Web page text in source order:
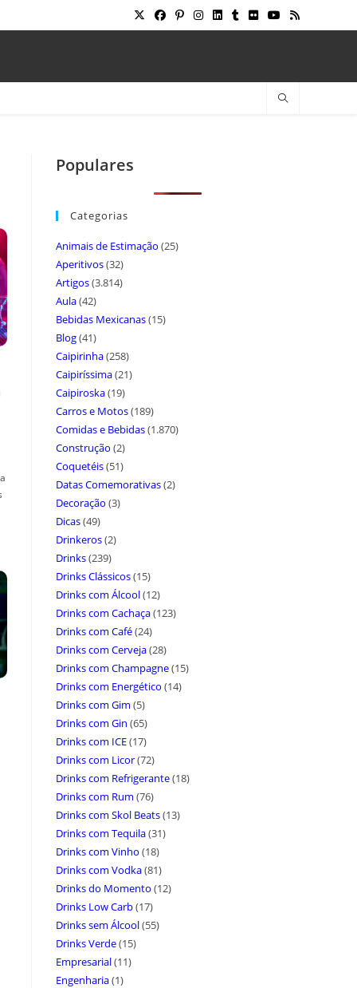
Populares
Categorias
Animais de Estimação (25)
Aperitivos(32)
Artigos(3.814)
Aula(42)
Bebidas Mexicanas(15)
Blog(41)
Caipirinha(258)
Caipiríssima(21)
Caipiroska(19)
Carros e Motos(189)
Comidas e Bebidas(1.870)
Construção (2)
Coquetéis(51)
Datas Comemorativas(2)
Decoração (3)
Dicas(49)
Drinkeros(2)
Drinks(239)
Drinks Clássicos(15)
Drinks com Álcool(12)
Drinks com Cachaça(123)
Drinks com Café(24)
Drinks com Cerveja(28)
Drinks com Champagne(15)
Drinks com Energético (14)
Drinks com Gim (5)
Drinks com Gin (65)
Drinks com ICE(17)
Drinks com Licor(72)
Drinks com Refrigerante(18)
Drinks com Rum (76)
Drinks com Skol Beats(13)
Drinks com Tequila(31)
Drinks com Vinho (18)
Drinks com Vodka(81)
Drinks do Momento (12)
Drinks Low Carb(17)
Drinks sem Álcool(55)
Drinks Verde(15)
Empresarial(11)
Engenharia(1)